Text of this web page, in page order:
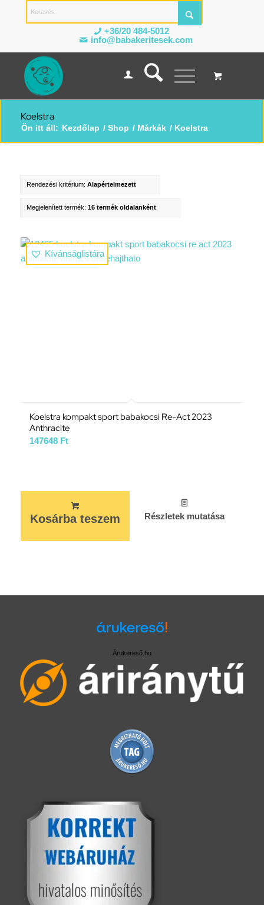
+36/20 484-5012
info@babakeritesek.com
Koelstra
Ön itt áll: Kezdőlap / Shop / Márkák / Koelstra
Rendezési kritérium: Alapértelmezett
Megjelenített termék: 16 termék oldalanként
Kívánságlistára
Koelstra kompakt sport babakocsi Re-Act 2023
Anthracite
147648 Ft
Kosárba teszem Részletek mutatása
Árukereső.hu